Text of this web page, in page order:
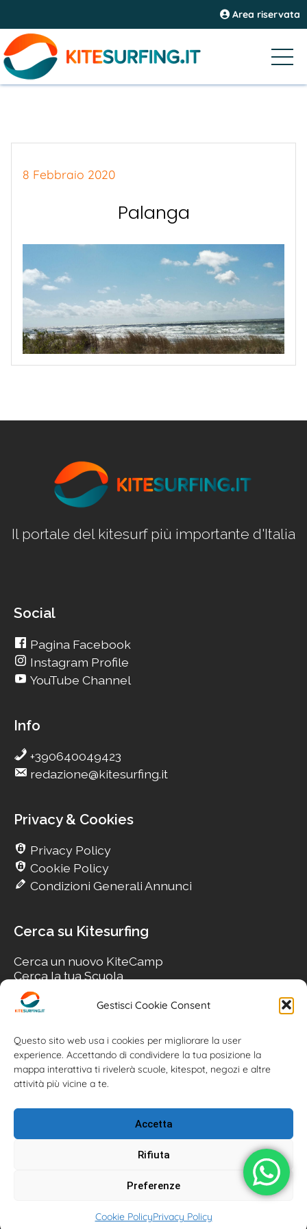
Gestisci Cookie Consent
Questo sito web usa i cookies per migliorare la user
experience. Accettando di condividere la tua posizione la
mappa interattiva ti rivelerà scuole, kitespot, negozi e altre
attività più vicine a te.
Accetta
Rifiuta
Preferenze
Cookie PolicyPrivacy Policy
Area riservata
8 Febbraio 2020
Palanga
Il portale del kitesurf più importante d'Italia
Social
Pagina Facebook
Instagram Profile
YouTube Channel
Info
+390640049423
redazione@kitesurfing.it
Privacy & Cookies
Privacy Policy
Cookie Policy
Condizioni Generali Annunci
Cerca su Kitesurfing
Cerca un nuovo KiteCamp
Cerca la tua Scuola
Cerca il tuo KiteSpot
Cerca Accommodation
Cerca il tuo Usato
Kitesurfing powered by Associazione Kitesurf Italiana